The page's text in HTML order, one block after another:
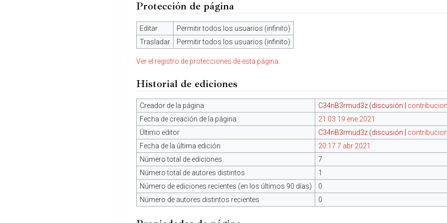
Protección de página
Editar
Permitir todos los usuarios (infinito)
Trasladar
Permitir todos los usuarios (infinito)
Ver el registro de protecciones de esta página.
Historial de ediciones
Creador de la página C34nB3rmud3z (discusión
Fecha de creación de la página
21:03 19 ene 2021
Último editor
C34nB3rmud3z (discusión
Fecha de la última edición
20:17 7 abr 2021
Número total de ediciones
7
Número total de autores distintos
1
Número de ediciones recientes (en los últimos 90 días)
0
Número de autores distintos recientes
0